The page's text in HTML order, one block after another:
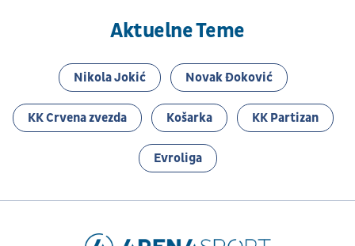
Aktuelne Teme
Nikola Jokić Novak Đoković
KK Crvena zvezda Košarka KK Partizan
Evroliga